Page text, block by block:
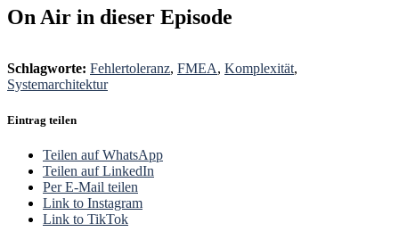
On Air in dieser Episode
Schlagworte: Fehlertoleranz, FMEA, Komplexität,
Systemarchitektur
Eintrag teilen
Teilen auf WhatsApp
Teilen auf LinkedIn
Per E-Mail teilen
Link to Instagram
Link to TikTok